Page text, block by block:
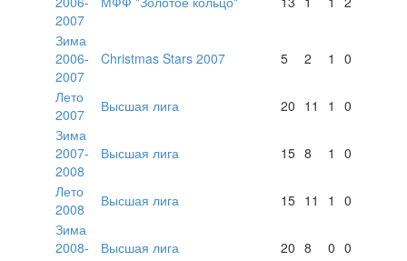
2007
Зима
2006-
2007
Christmas Stars 2007 5 2 1 0
Лето
2007
Высшая лига 20 11 1
0
Зима
2007-
2008
Высшая лига 15 8 1 0
Лето
2008
Высшая лига 15 11 1
0
Зима
2008-
Высшая лига 20 8 0 0